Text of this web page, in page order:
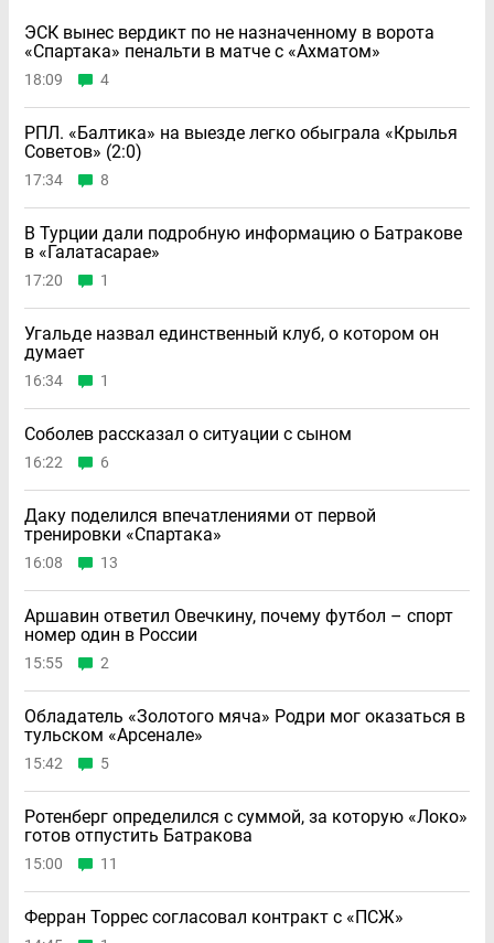
ЭСК вынес вердикт по не назначенному в ворота
«Спартака» пенальти в матче с «Ахматом»
18:09 4
РПЛ. «Балтика» на выезде легко обыграла «Крылья
Советов» (2:0)
17:34 8
В Турции дали подробную информацию о Батракове
в «Галатасарае»
17:20 1
Угальде назвал единственный клуб, о котором он
думает
16:34 1
Соболев рассказал о ситуации с сыном
16:22 6
Даку поделился впечатлениями от первой
тренировки «Спартака»
16:08 13
Аршавин ответил Овечкину, почему футбол – спорт
номер один в России
15:55 2
Обладатель «Золотого мяча» Родри мог оказаться в
тульском «Арсенале»
15:42 5
Ротенберг определился с суммой, за которую «Локо»
готов отпустить Батракова
15:00 11
Ферран Торрес согласовал контракт с «ПСЖ»